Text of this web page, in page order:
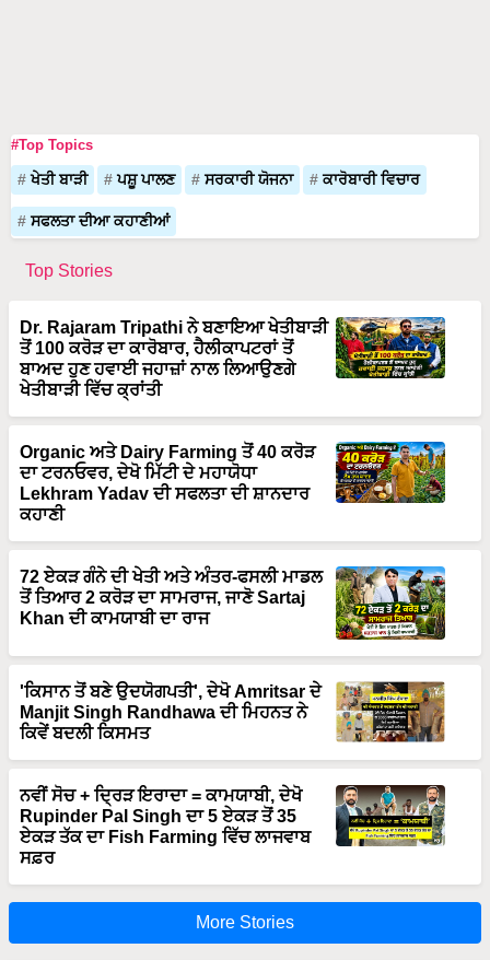
ਖੇਤੀ ਬਾੜੀ
ਸਫਲਤਾ ਦੀਆ ਕਹਾਣੀਆਂ
Top Stories
ਤੋਂ 100 ਕਰੋੜ ਦਾ ਕਾਰੋਬਾਰ, ਹੈਲੀਕਾਪਟਰਾਂ ਤੋਂ
ਬਾਅਦ ਹੁਣ ਹਵਾਈ ਜਹਾਜ਼ਾਂ ਨਾਲ ਲਿਆਉਣਗੇ
ਖੇਤੀਬਾੜੀ ਵਿੱਚ ਕ੍ਰਾਂਤੀ
Organic ਅਤੇ Dairy Farming ਤੋਂ 40 ਕਰੋੜ
ਦਾ ਟਰਨਓਵਰ, ਦੇਖੋ ਮਿੱਟੀ ਦੇ ਮਹਾਯੋਧਾ
Lekhram Yadav ਦੀ ਸਫਲਤਾ ਦੀ ਸ਼ਾਨਦਾਰ
ਕਹਾਣੀ
72 ਏਕੜ ਗੰਨੇ ਦੀ ਖੇਤੀ ਅਤੇ ਅੰਤਰ-ਫਸਲੀ ਮਾਡਲ
ਤੋਂ ਤਿਆਰ 2 ਕਰੋੜ ਦਾ ਸਾਮਰਾਜ, ਜਾਣੋ Sartaj
Khan ਦੀ ਕਾਮਯਾਬੀ ਦਾ ਰਾਜ
'ਕਿਸਾਨ ਤੋਂ ਬਣੇ ਉਦਯੋਗਪਤੀ', ਦੇਖੋ Amritsar ਦੇ
Manjit Singh Randhawa ਦੀ ਮਿਹਨਤ ਨੇ
ਕਿਵੇਂ ਬਦਲੀ ਕਿਸਮਤ
ਨਵੀਂ ਸੋਚ + ਦ੍ਰਿੜ ਇਰਾਦਾ = ਕਾਮਯਾਬੀ, ਦੇਖੋ
Rupinder Pal Singh ਦਾ 5 ਏਕੜ ਤੋਂ 35
ਏਕੜ ਤੱਕ ਦਾ Fish Farming ਵਿੱਚ ਲਾਜਵਾਬ
ਸਫ਼ਰ
More Stories